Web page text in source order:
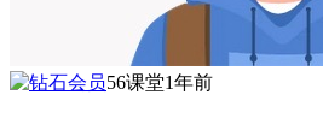
56课堂1年前